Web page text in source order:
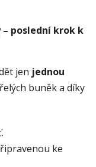
poslední krok k
jen jednou
buněk a díky
ke